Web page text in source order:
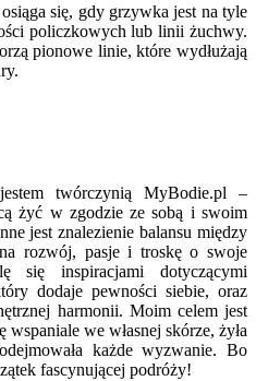
się, gdy grzywka jest na tyle
policzkowych lub linii żuchwy.
pionowe linie, które wydłużają
twórczynią MyBodie.pl –
żyć w zgodzie ze sobą i swoim
jest znalezienie balansu między
rozwój, pasje i troskę o swoje
się inspiracjami dotyczącymi
dodaje pewności siebie, oraz
harmonii. Moim celem jest
we własnej skórze, żyła
każde wyzwanie. Bo
fascynującej podróży!